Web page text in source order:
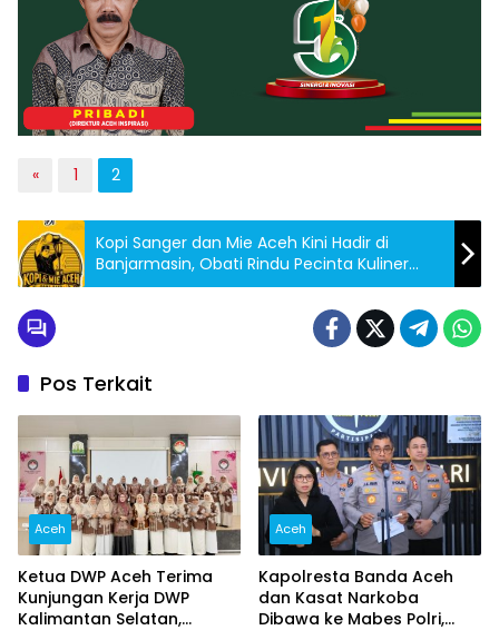
« 1 2
Kopi Sanger dan Mie Aceh Kini Hadir di
Banjarmasin, Obati Rindu Pecinta Kuliner
Serambi Mekkah
Pos Terkait
Aceh
Ketua DWP Aceh Terima
Kunjungan Kerja DWP
Kalimantan Selatan,
Aceh
Kapolresta Banda Aceh
dan Kasat Narkoba
Dibawa ke Mabes Polri,